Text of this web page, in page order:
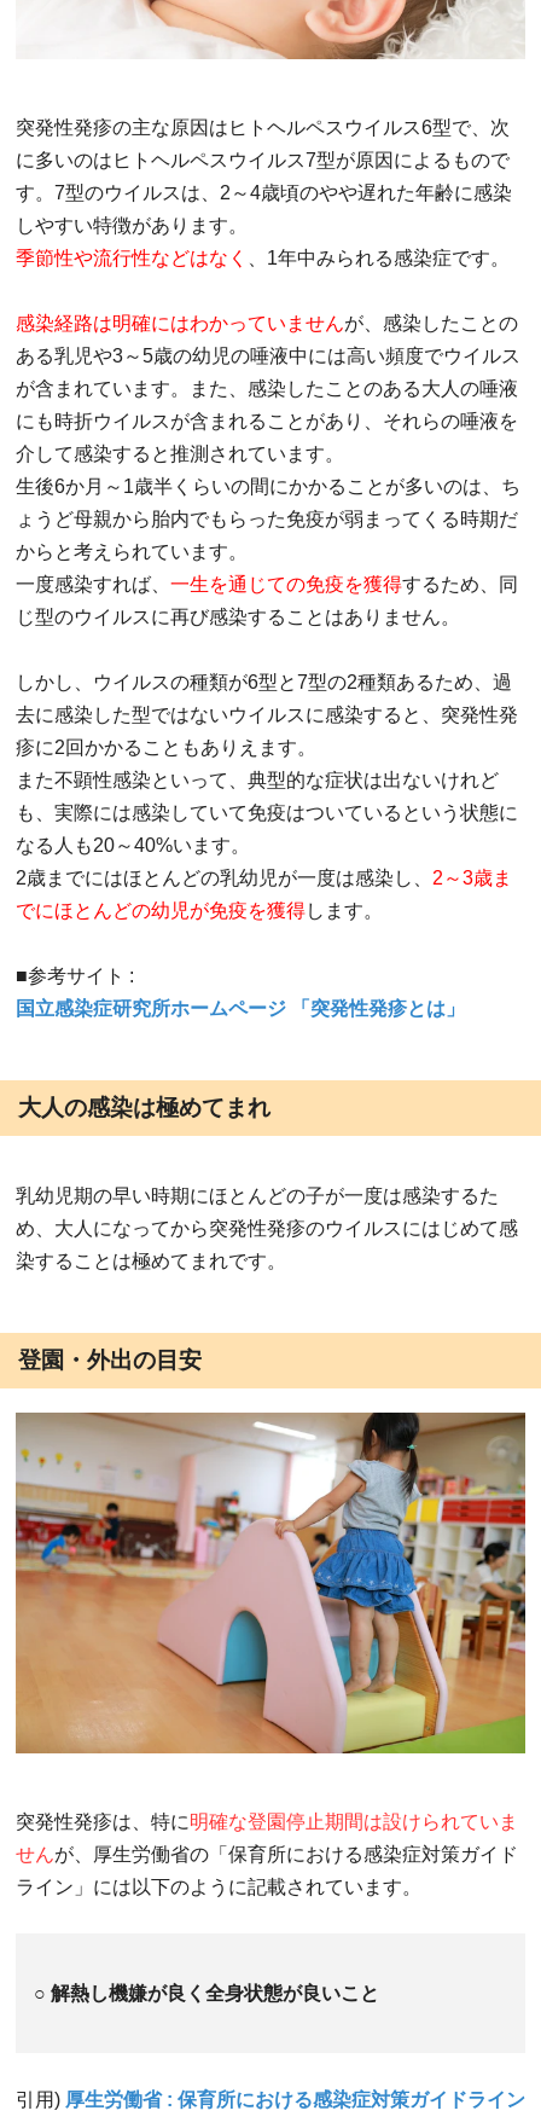
突発性発疹の主な原因はヒトヘルペスウイルス6型で、次
に多いのはヒトヘルペスウイルス7型が原因によるもので
す。7型のウイルスは、2～4歳頃のやや遅れた年齢に感染
しやすい特徴があります。
季節性や流行性などはなく
、1年中みられる感染症です。
感染経路は明確にはわかっていませんが、感染したことの
ある乳児や3～5歳の幼児の唾液中には高い頻度でウイルス
が含まれています。また、感染したことのある大人の唾液
にも時折ウイルスが含まれることがあり、それらの唾液を
介して感染すると推測されています。
生後6か月～1歳半くらいの間にかかることが多いのは、ち
ょうど母親から胎内でもらった免疫が弱まってくる時期だ
からと考えられています。
一度感染すれば、 一生を通じての免疫を獲得するため、同
じ型のウイルスに再び感染することはありません。
しかし、ウイルスの種類が6型と7型の2種類あるため、過
去に感染した型ではないウイルスに感染すると、突発性発
疹に2回かかることもありえます。
また不顕性感染といって、典型的な症状は出ないけれど
も、実際には感染していて免疫はついているという状態に
なる人も20～40%います。
2歳までにはほとんどの乳幼児が一度は感染し、 2～3歳ま
でにほとんどの幼児が免疫を獲得します。
■参考サイト :
国立感染症研究所ホームページ 「突発性発疹とは」
大人の感染は極めてまれ
乳幼児期の早い時期にほとんどの子が一度は感染するた
め、大人になってから突発性発疹のウイルスにはじめて感
染することは極めてまれです。
登園・外出の目安
突発性発疹は、特に明確な登園停止期間は設けられていま
せんが、厚生労働省の「保育所における感染症対策ガイド
ライン」には以下のように記載されています。
○ 解熱し機嫌が良く全身状態が良いこと
引用) 厚生労働省 : 保育所における感染症対策ガイドライン